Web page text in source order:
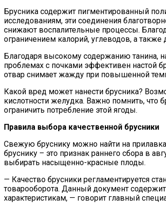
Брусника содержит пигментированный
исследованиям, эти соединения
снижают воспалительные процессы.
ограничением калорий, углеводов, а также
Благодаря высокому содержанию танина,
проблемах с почками эффективен настой
отвар снимает жажду при повышенной
Какой вред может нанести брусника?
кислотности желудка. Важно помнить,
ограничить потребление этой ягоды.
Правила выбора качественной брусники
Свежую бруснику можно найти на
бруснику – это признак раннего сбора в
выбирать насыщенно-красные плоды.
— Качество брусники регламентируется
товарооборота. Данный документ
характеристикам, — говорит главный